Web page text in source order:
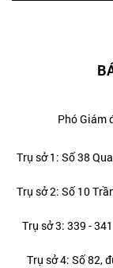
Phó Giám
Trụ sở 1: Số 38
Trụ sở 2: Số 10
Trụ sở 3: 339 -
Trụ sở 4: Số 82,